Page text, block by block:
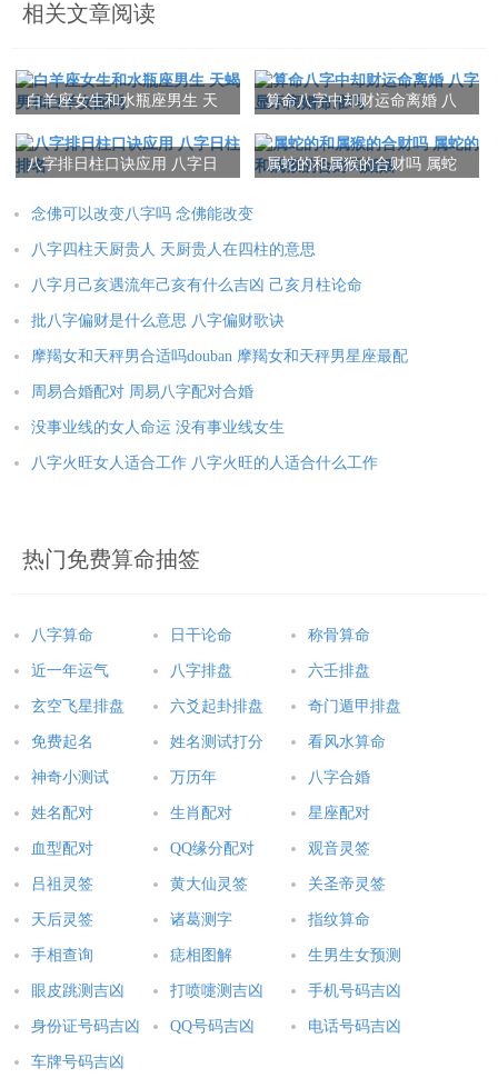
比干
传说比干为商朝忠臣，天帝怜其***，因无心而不偏私，故封
为“财神”。又因为比干是一位文臣，所以也被称为文财神。
4
范蠡
文财神范蠡一生艰苦创业，积金数万；善于经营，善于理财，又
名天下”。以其进退得宜，不执着于名利的态度，及出神入化的经
营手法而被世人奉为文财神。
武财神
武财神在民间常供奉的有黑口黑面的赵公明以及红面长髯的关帝
圣君。擅长捉鬼降妖的钟馗也常常被人们奉为武财神。
有的商家，常年供奉的是武财神赵公明，以使自己在商业竞争
中“宜利和合”而取胜；有的商家，供奉的是红脸关公，关羽
以“义”著称，商家取其“以义为利”，即以“义”达到赢“利”的目
的。还有的商家干脆一起供奉。
相关文章阅读
白羊座女生和水瓶座男生 天
算命八字中却财运命离婚 八
八字排日柱口诀应用 八字日
属蛇的和属猴的合财吗 属蛇
念佛可以改变八字吗 念佛能改变
八字四柱天厨贵人 天厨贵人在四柱的意思
八字月己亥遇流年己亥有什么吉凶 己亥月柱论命
批八字偏财是什么意思 八字偏财歌诀
摩羯女和天秤男合适吗douban 摩羯女和天秤男星座最配
周易合婚配对 周易八字配对合婚
没事业线的女人命运 没有事业线女生
八字火旺女人适合工作 八字火旺的人适合什么工作
热门免费算命抽签
八字算命 日干论命 称骨算命
近一年运气 八字排盘 六壬排盘
玄空飞星排盘 六爻起卦排盘 奇门遁甲排盘
免费起名 姓名测试打分 看风水算命
神奇小测试 万历年 八字合婚
姓名配对 生肖配对 星座配对
血型配对 QQ缘分配对 观音灵签
吕祖灵签 黄大仙灵签 关圣帝灵签
天后灵签 诸葛测字 指纹算命
手相查询 痣相图解 生男生女预测
眼皮跳测吉凶 打喷嚏测吉凶 手机号码吉凶
身份证号码吉凶 QQ号码吉凶 电话号码吉凶
车牌号码吉凶